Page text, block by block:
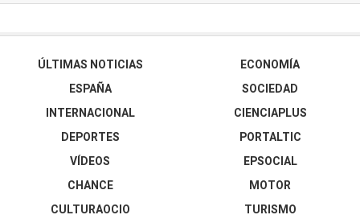
ÚLTIMAS NOTICIAS
ESPAÑA
INTERNACIONAL
DEPORTES
VÍDEOS
ECONOMÍA
SOCIEDAD
CIENCIAPLUS
PORTALTIC
EPSOCIAL
CHANCE
CULTURAOCIO
MOTOR
TURISMO